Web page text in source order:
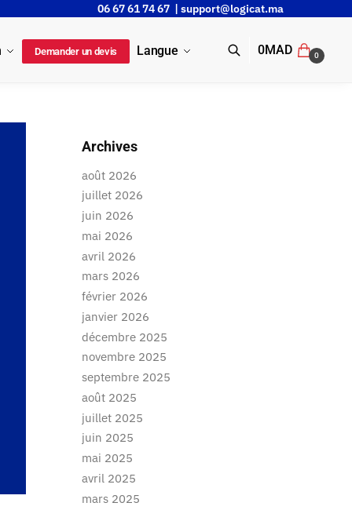
06 67 61 74 67 | support@logicat.ma
Demander un devis Langue 0MAD 0
Archives
août 2026
juillet 2026
juin 2026
mai 2026
avril 2026
mars 2026
février 2026
janvier 2026
décembre 2025
novembre 2025
septembre 2025
août 2025
juillet 2025
juin 2025
mai 2025
avril 2025
mars 2025